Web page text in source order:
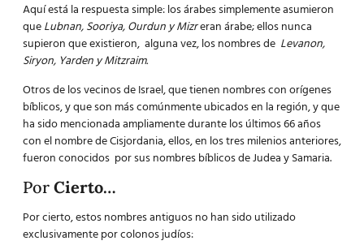
Aquí está la respuesta simple: los árabes simplemente asumieron
queLubnan, Sooriya, Ourdun y Mizreran árabe; ellos nunca
supieron que existieron, alguna vez, los nombres de Levanon,
Siryon, Yarden y Mitzraim.
Otros de los vecinos de Israel, que tienen nombres con orígenes
bíblicos, y que son más comúnmente ubicados en la región, y que
ha sido mencionada ampliamente durante los últimos 66 años
con el nombre de Cisjordania, ellos, en los tres milenios anteriores,
fueron conocidos por sus nombres bíblicos de Judea y Samaria.
Por Cierto…
Por cierto, estos nombres antiguos no han sido utilizado
exclusivamente por colonos judíos: